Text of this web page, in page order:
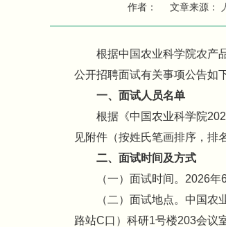
作者： 文章来源：
根据中国农业科学院农产
公开招聘面试有关事项公告如下
一、面试人员名单
根据《中国农业科学院
见附件（按姓氏笔画排序，排
二、面试时间及方式
（一）面试时间。2026
（二）面试地点。中国
路站C口）科研1号楼203会议